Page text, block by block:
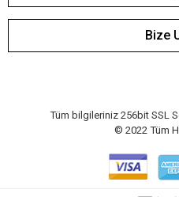
Bize
Tüm bilgileriniz 256bit SSL
© 2022 Tüm